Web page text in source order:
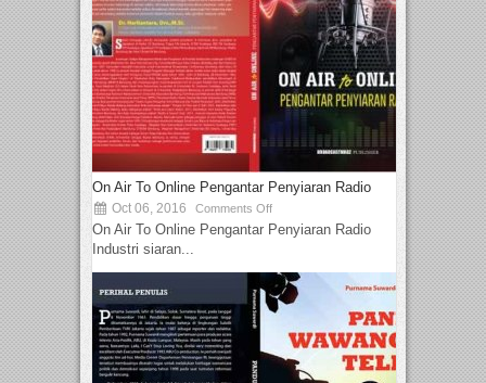
On Air To Online Pengantar Penyiaran Radio
Oct 06, 2016 Comments Off
On Air To Online Pengantar Penyiaran Radio
Industri siaran...